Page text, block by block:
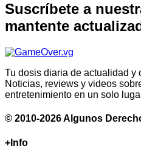
Suscríbete a
mantente
Tu dosis diaria de actualidad y
Noticias, reviews y videos
entretenimiento en un solo
© 2010-2026 Algunos
+Info